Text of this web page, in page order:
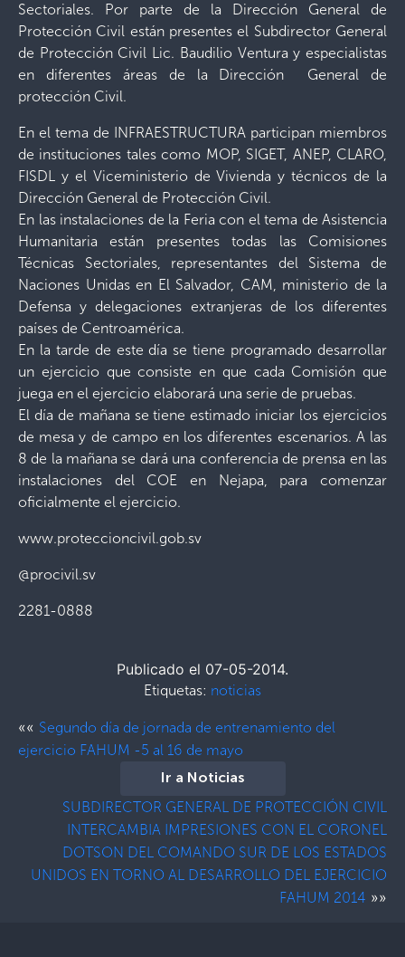
Sectoriales. Por parte de la Dirección General de
Protección Civil están presentes el Subdirector General
de Protección Civil Lic. Baudilio Ventura y especialistas
en diferentes áreas de la Dirección General de
protección Civil.
En el tema de INFRAESTRUCTURA participan miembros
de instituciones tales como MOP, SIGET, ANEP, CLARO,
FISDL y el Viceministerio de Vivienda y técnicos de la
Dirección General de Protección Civil.
En las instalaciones de la Feria con el tema de Asistencia
Humanitaria están presentes todas las Comisiones
Técnicas Sectoriales, representantes del Sistema de
Naciones Unidas en El Salvador, CAM, ministerio de la
Defensa y delegaciones extranjeras de los diferentes
países de Centroamérica.
En la tarde de este día se tiene programado desarrollar
un ejercicio que consiste en que cada Comisión que
juega en el ejercicio elaborará una serie de pruebas.
El día de mañana se tiene estimado iniciar los ejercicios
de mesa y de campo en los diferentes escenarios. A las
8 de la mañana se dará una conferencia de prensa en las
instalaciones del COE en Nejapa, para comenzar
oficialmente el ejercicio.
www.proteccioncivil.gob.sv
@procivil.sv
2281-0888
Publicado el 07-05-2014.
Etiquetas: noticias
«« Segundo día de jornada de entrenamiento del
ejercicio FAHUM -5 al 16 de mayo
Ir a Noticias
SUBDIRECTOR GENERAL DE PROTECCIÓN CIVIL
INTERCAMBIA IMPRESIONES CON EL CORONEL
DOTSON DEL COMANDO SUR DE LOS ESTADOS
UNIDOS EN TORNO AL DESARROLLO DEL EJERCICIO
FAHUM 2014 »»